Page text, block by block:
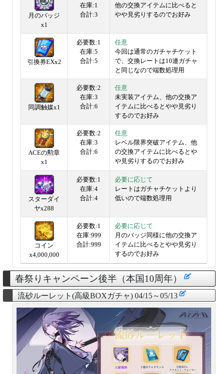
月のバッジ
x1
在庫:1
合計:3
他の交換アイテムに比べると
やや見劣りするのでお好み
引換券EXx2
必要数:1
在庫:5
合計:5
任意
今回は通常のガチャチケット
で、交換レートは10連ガチャ
と同じなので端数処理用
同調触媒x1
必要数:2
在庫:3
合計:6
任意
未実装アイテム、他の交換ア
イテムに比べるとやや見劣り
するのでお好み
ACEの勲章
x1
必要数:2
在庫:3
合計:6
任意
レベル限界突破アイテム、他
の交換アイテムに比べるとや
や見劣りするのでお好み
スターダイ
ヤx288
必要数:1
在庫:4
合計:4
必要に応じて
レートはガチャチケットより
低いので端数処理用
コイン
x4,000,000
必要数:1
在庫:999
合計:999
必要に応じて
月のバッジ同様に他の交換ア
イテムに比べるとやや見劣り
するのでお好み
春祭りキャンペーン後半（本国10周年）
流砂ルーレット(高級BOXガチャ) 04/15～05/13